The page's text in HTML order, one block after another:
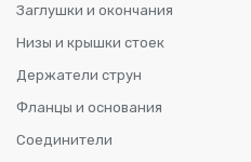
Заглушки и окончания
Низы и крышки стоек
Держатели струн
Фланцы и основания
Соединители